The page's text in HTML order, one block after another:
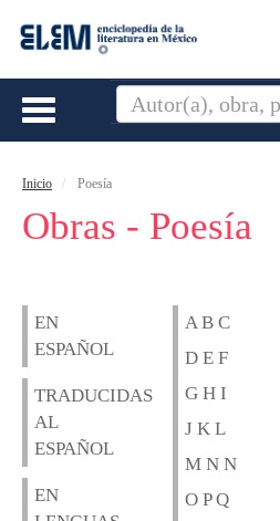
Toggle
Inicio Poesía
Obras - Poesía
EN
ESPAÑOL
TRADUCIDAS
AL
ESPAÑOL
EN
A B C
D E F
G H I
J K L
M N N
O P Q